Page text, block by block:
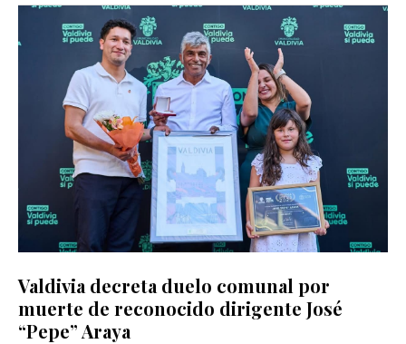
Valdivia decreta duelo comunal por
muerte de reconocido dirigente José
“Pepe” Araya